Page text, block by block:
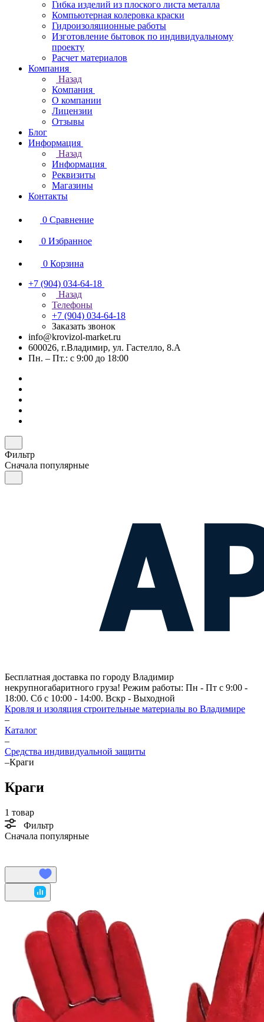
Гибка изделий из плоского листа металла
Компьютерная колеровка краски
Гидроизоляционные работы
Изготовление бытовок по индивидуальному
проекту
Расчет материалов
Компания
Назад
Компания
О компании
Лицензии
Отзывы
Блог
Информация
Назад
Информация
Реквизиты
Магазины
Контакты
0 Сравнение
0 Избранное
0 Корзина
+7 (904) 034-64-18
Назад
Телефоны
+7 (904) 034-64-18
Заказать звонок
info@krovizol-market.ru
600026, г.Владимир, ул. Гастелло, 8.А
Пн. – Пт.: с 9:00 до 18:00
Фильтр
Сначала популярные
Бесплатная доставка по городу Владимир
некрупногабаритного груза! Режим работы: Пн - Пт с 9:00 -
18:00. Сб с 10:00 - 14:00. Вскр - Выходной
Кровля и изоляция строительные материалы во Владимире
–
Каталог
–
Средства индивидуальной защиты
–Краги
Краги
1 товар
Фильтр
Сначала популярные